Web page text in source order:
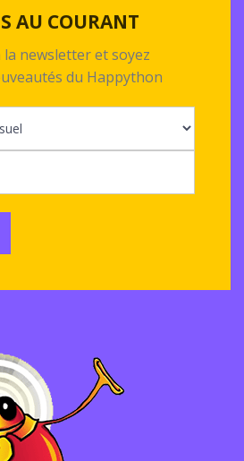
AU COURANT
newsletter et soyez
du Happython